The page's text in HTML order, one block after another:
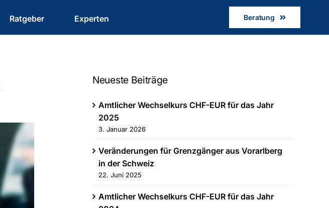
Ratgeber Experten Beratung
Neueste Beiträge
Amtlicher Wechselkurs CHF-EUR für das Jahr
2025
3. Januar 2026
Veränderungen für Grenzgänger aus Vorarlberg
in der Schweiz
22. Juni 2025
Amtlicher Wechselkurs CHF-EUR für das Jahr